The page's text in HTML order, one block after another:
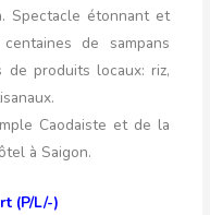
Spectacle étonnant et
de sampans
produits locaux: riz,
Caodaiste et de la
à Saigon.
(P/L/-)